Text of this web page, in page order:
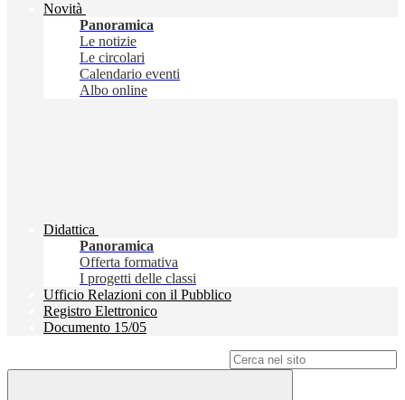
Novità
Panoramica
Le notizie
Le circolari
Calendario eventi
Albo online
Didattica
Panoramica
Offerta formativa
I progetti delle classi
Ufficio Relazioni con il Pubblico
Registro Elettronico
Documento 15/05